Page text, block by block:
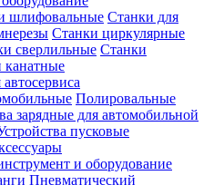
шлифовальные Станки для
Станки циркулярные
сверлильные Станки
канатные
Полировальные
зарядные для автомобильной
пусковые
и оборудование
Пневматический